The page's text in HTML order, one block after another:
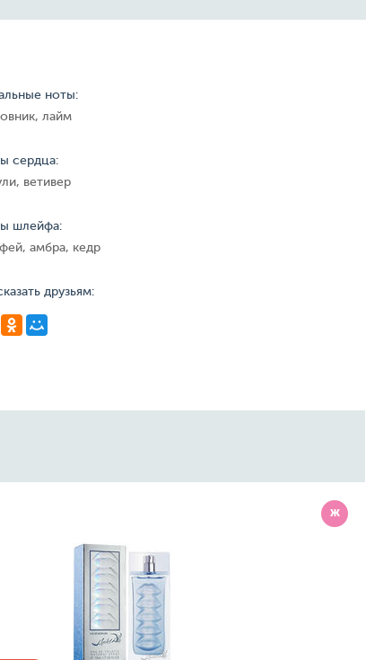
ноты:
лайм
сердца:
ветивер
шлейфа:
амбра, кедр
друзьям:
Ж